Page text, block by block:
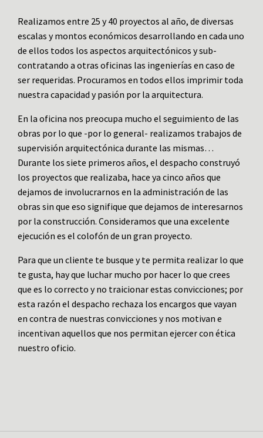
Realizamos entre 25 y 40 proyectos al año, de diversas
escalas y montos económicos desarrollando en cada uno
de ellos todos los aspectos arquitectónicos y sub-
contratando a otras oficinas las ingenierías en caso de
ser requeridas. Procuramos en todos ellos imprimir toda
nuestra capacidad y pasión por la arquitectura.
En la oficina nos preocupa mucho el seguimiento de las
obras por lo que -por lo general- realizamos trabajos de
supervisión arquitectónica durante las mismas…
Durante los siete primeros años, el despacho construyó
los proyectos que realizaba, hace ya cinco años que
dejamos de involucrarnos en la administración de las
obras sin que eso signifique que dejamos de interesarnos
por la construcción. Consideramos que una excelente
ejecución es el colofón de un gran proyecto.
Para que un cliente te busque y te permita realizar lo que
te gusta, hay que luchar mucho por hacer lo que crees
que es lo correcto y no traicionar estas convicciones; por
esta razón el despacho rechaza los encargos que vayan
en contra de nuestras convicciones y nos motivan e
incentivan aquellos que nos permitan ejercer con ética
nuestro oficio.